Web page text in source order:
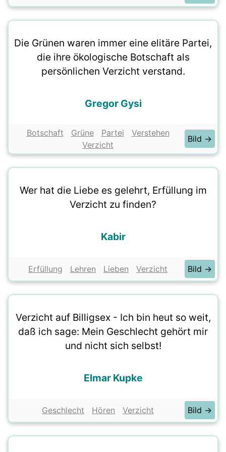
Die Grünen waren immer eine elitäre Partei,
die ihre ökologische Botschaft als
persönlichen Verzicht verstand.
Gregor Gysi
Botschaft Grüne Partei
Verstehen
Verzicht
Bild →
Wer hat die Liebe es gelehrt, Erfüllung im
Verzicht zu finden?
Kabir
Erfüllung Lehren Lieben Verzicht Bild →
Verzicht auf Billigsex - Ich bin heut so weit,
daß ich sage: Mein Geschlecht gehört mir
und nicht sich selbst!
Elmar Kupke
Geschlecht Hören Verzicht Bild →